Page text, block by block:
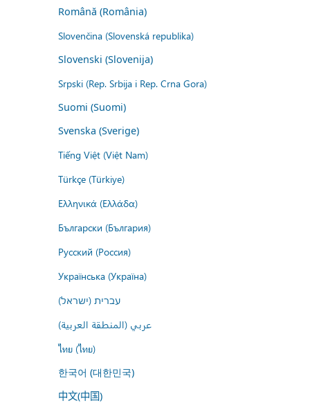
Română (România)
Slovenčina (Slovenská republika)
Slovenski (Slovenija)
Srpski (Rep. Srbija i Rep. Crna Gora)
Suomi (Suomi)
Svenska (Sverige)
Tiếng Việt (Việt Nam)
Türkçe (Türkiye)
Ελληνικά (Ελλάδα)
Български (България)
Русский (Россия)
Українська (Україна)
עברית (ישראל)
عربي (المنطقة العربية)
ไทย (ไทย)
한국어 (대한민국)
中文(中国)